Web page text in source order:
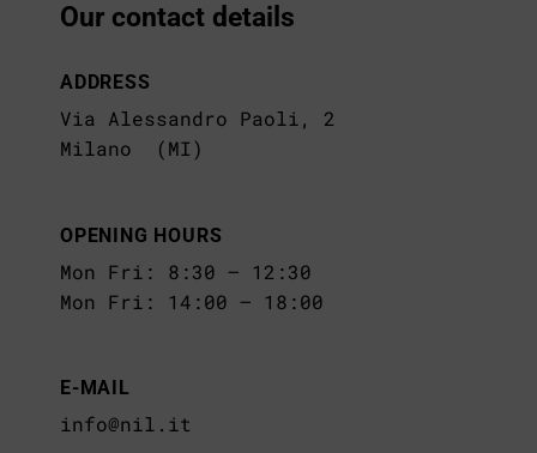
Our contact details
ADDRESS
Via Alessandro Paoli, 2
Milano (MI)
OPENING HOURS
Mon Fri: 8:30 – 12:30
Mon Fri: 14:00 – 18:00
E-MAIL
info@nil.it